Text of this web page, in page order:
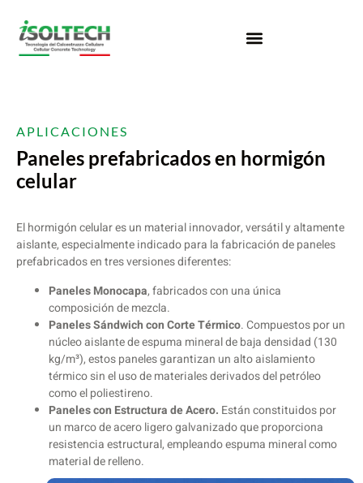
APLICACIONES
Paneles prefabricados en hormigón
celular
El hormigón celular es un material innovador, versátil y altamente
aislante, especialmente indicado para la fabricación de paneles
prefabricados en tres versiones diferentes:
Paneles Monocapa, fabricados con una única
composición de mezcla.
Paneles Sándwich con Corte Térmico. Compuestos por un
núcleo aislante de espuma mineral de baja densidad (130
kg/m³), estos paneles garantizan un alto aislamiento
térmico sin el uso de materiales derivados del petróleo
como el poliestireno.
Paneles con Estructura de Acero. Están constituidos por
un marco de acero ligero galvanizado que proporciona
resistencia estructural, empleando espuma mineral como
material de relleno.